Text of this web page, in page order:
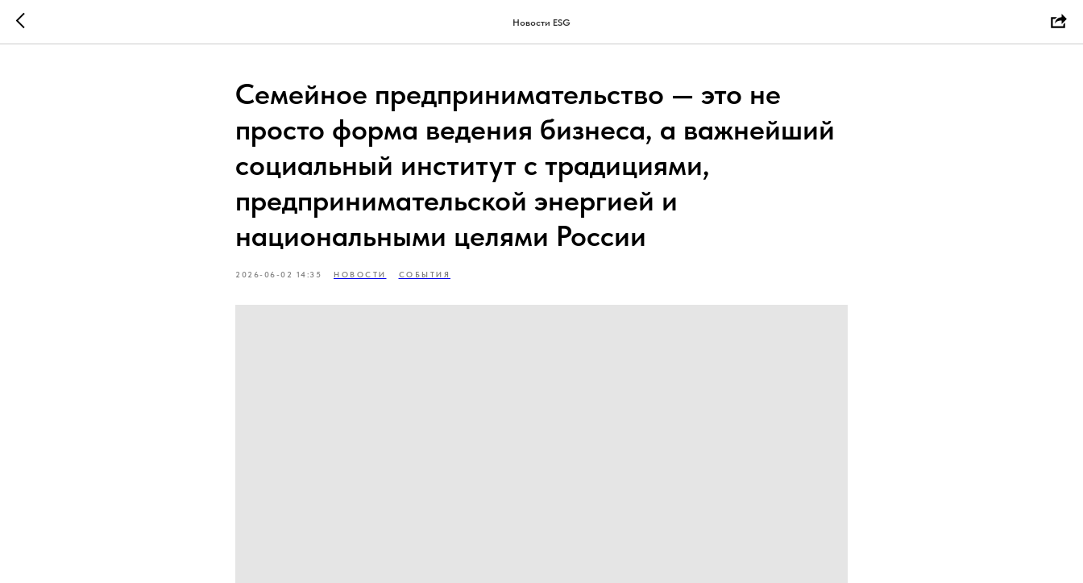
Новости ESG
Семейное предпринимательство — это не
просто форма ведения бизнеса, а важнейший
социальный институт с традициями,
предпринимательской энергией и
национальными целями России
2026-06-02 14:35 НОВОСТИ СОБЫТИЯ